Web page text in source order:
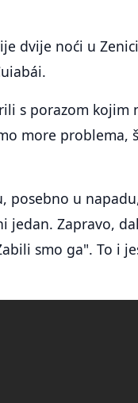
dvije noći u
s porazom kojim
more problema,
posebno u
jedan. Zapravo,
smo ga". To i